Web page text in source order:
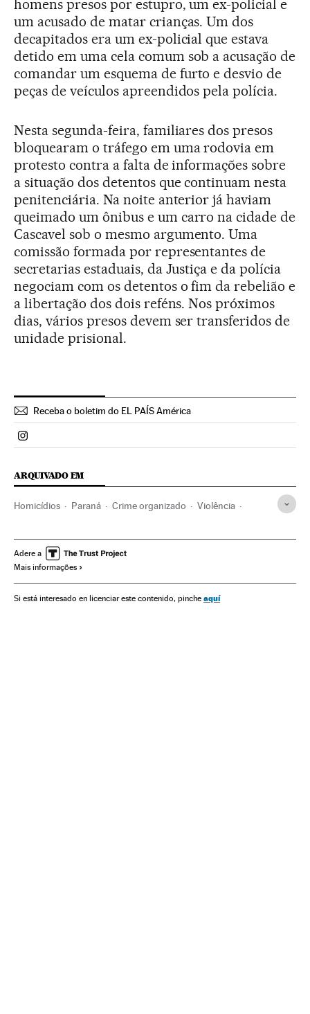
homens presos por estupro, um ex-policial e
um acusado de matar crianças. Um dos
decapitados era um ex-policial que estava
detido em uma cela comum sob a acusação de
comandar um esquema de furto e desvio de
peças de veículos apreendidos pela polícia.
Nesta segunda-feira, familiares dos presos
bloquearam o tráfego em uma rodovia em
protesto contra a falta de informações sobre
a situação dos detentos que continuam nesta
penitenciária. Na noite anterior já haviam
queimado um ônibus e um carro na cidade de
Cascavel sob o mesmo argumento. Uma
comissão formada por representantes de
secretarias estaduais, da Justiça e da polícia
negociam com os detentos o fim da rebelião e
a libertação dos dois reféns. Nos próximos
dias, vários presos devem ser transferidos de
unidade prisional.
Receba o boletim do EL PAÍS América
Politica El País Brasil en Instagram
ARQUIVADO EM
Homicídios Paraná Crime organizado Violência
Problemas sociais Centros penitenciários
América do Sul
Regime penitenciário Delitos América Sociedade
Adere a
Mais informações
Si está interesado en licenciar este contenido, pinche aquí